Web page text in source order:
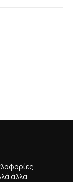
άλλα.